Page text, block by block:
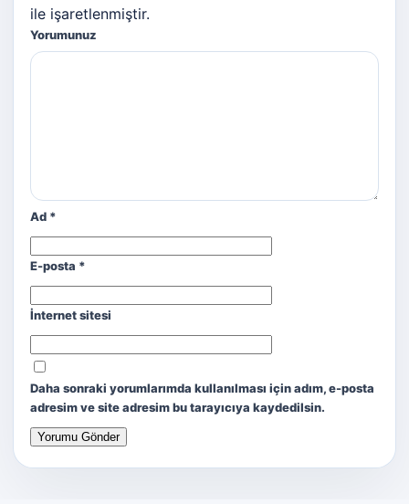
ile işaretlenmiştir.
Yorumunuz
Ad *
E-posta *
İnternet sitesi
Daha sonraki yorumlarımda kullanılması için adım, e-posta
adresim ve site adresim bu tarayıcıya kaydedilsin.